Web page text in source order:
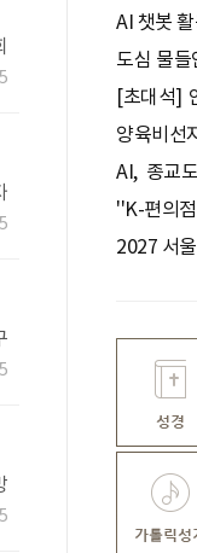
AI 챗봇
도심 물
WYD 기
[초대석]
선지급 후
양육비선
만
AI, 종교
빼앗긴다
''K-편의
나선다
2027 서